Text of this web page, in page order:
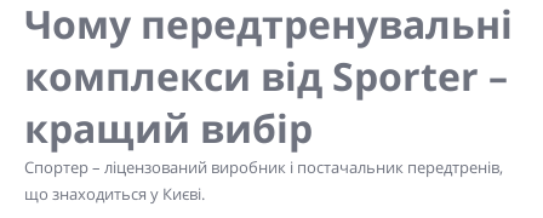
Чому передтренувальні
комплекси від Sporter –
кращий вибір
Спортер – ліцензований виробник і постачальник передтренів,
що знаходиться у Києві.